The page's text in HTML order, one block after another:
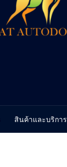
สินค้าและบริการ